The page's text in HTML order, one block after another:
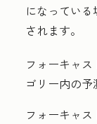
になっている
されます。
フォーキャス
ゴリー内の予
フォーキャス